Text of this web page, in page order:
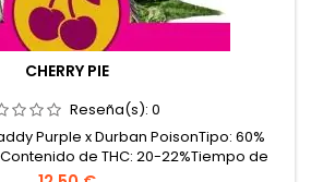
CHERRY PIE
Reseña(s): 0
Purple x Durban PoisonTipo: 60%
de THC: 20-22%Tiempo de
en interior: 450-500